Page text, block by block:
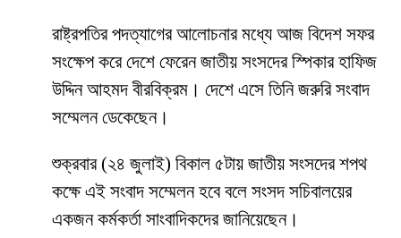
রাষ্ট্রপতির পদত্যাগের আলোচনার মধ্যে আজ বিদেশ সফর
সংক্ষেপ করে দেশে ফেরেন জাতীয় সংসদের স্পিকার হাফিজ
উদ্দিন আহমদ বীরবিক্রম। দেশে এসে তিনি জরুরি সংবাদ
সম্মেলন ডেকেছেন।
শুক্রবার (২৪ জুলাই) বিকাল ৫টায় জাতীয় সংসদের শপথ
কক্ষে এই সংবাদ সম্মেলন হবে বলে সংসদ সচিবালয়ের
একজন কর্মকর্তা সাংবাদিকদের জানিয়েছেন।